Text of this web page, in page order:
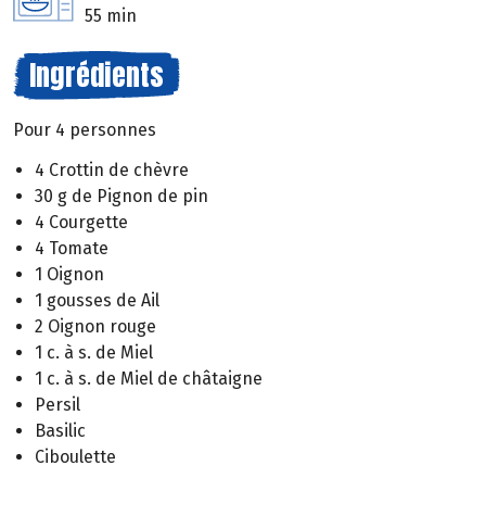
55 min
Ingrédients
Pour 4 personnes
4 Crottin de chèvre
30 g de Pignon de pin
4 Courgette
4 Tomate
1 Oignon
1 gousses de Ail
2 Oignon rouge
1 c. à s. de Miel
1 c. à s. de Miel de châtaigne
Persil
Basilic
Ciboulette